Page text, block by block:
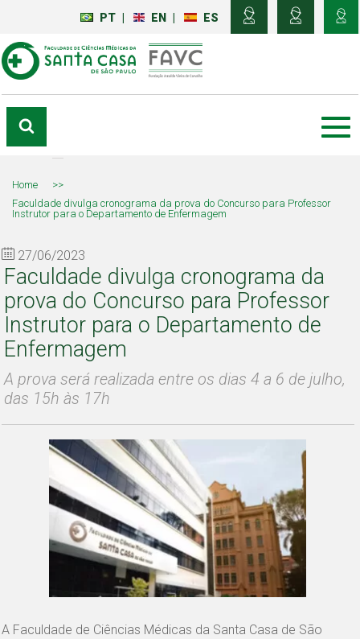
PT EN ES
Home
>>
Faculdade divulga cronograma da prova do Concurso para Professor
Instrutor para o Departamento de Enfermagem
27/06/2023
Faculdade divulga cronograma da
prova do Concurso para Professor
Instrutor para o Departamento de
Enfermagem
A prova será realizada entre os dias 4 a 6 de julho,
das 15h às 17h
A Faculdade de Ciências Médicas da Santa Casa de São